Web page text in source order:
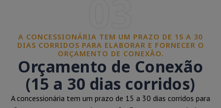
A CONCESSIONÁRIA TEM UM PRAZO DE 15 A 30
DIAS CORRIDOS PARA ELABORAR E FORNECER O
ORÇAMENTO DE CONEXÃO.
Orçamento de Conexão
(15 a 30 dias corridos)
A concessionária tem um prazo de 15 a 30 dias corridos para